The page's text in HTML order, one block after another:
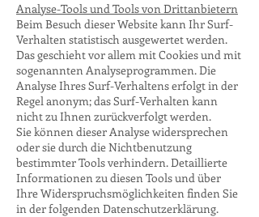
Analyse-Tools und Tools von Drittanbietern
Beim Besuch dieser Website kann Ihr Surf-
Verhalten statistisch ausgewertet werden.
Das geschieht vor allem mit Cookies und mit
sogenannten Analyseprogrammen. Die
Analyse Ihres Surf-Verhaltens erfolgt in der
Regel anonym; das Surf-Verhalten kann
nicht zu Ihnen zurückverfolgt werden.
Sie können dieser Analyse widersprechen
oder sie durch die Nichtbenutzung
bestimmter Tools verhindern. Detaillierte
Informationen zu diesen Tools und über
Ihre Widerspruchsmöglichkeiten finden Sie
in der folgenden Datenschutzerklärung.